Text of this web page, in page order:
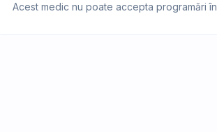
Acest medic nu poate accepta programări